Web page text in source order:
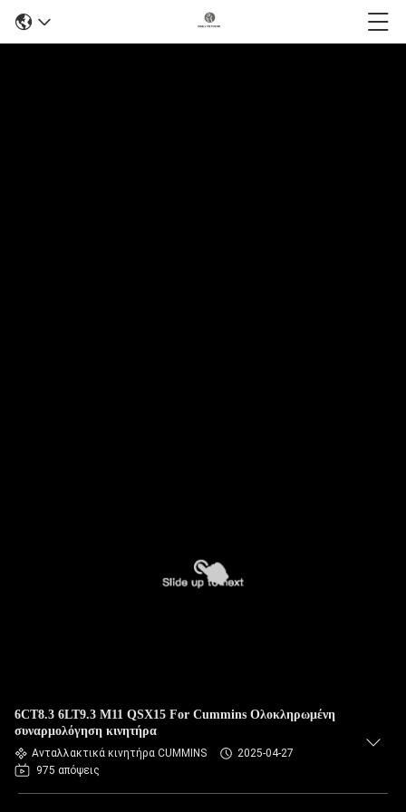
6CT8.3 6LT9.3 M11 QSX15 For Cummins Ολοκληρωμένη
συναρμολόγηση κινητήρα
Ανταλλακτικά κινητήρα CUMMINS
2025-04-27
975 απόψεις